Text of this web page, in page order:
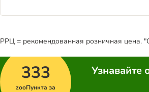
РРЦ = рекомендованная розничная цена.
333
zooПункта за
Узнавайте